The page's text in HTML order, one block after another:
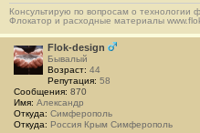
Консультирую по вопросам о
Флокатор и расходные материалы
Flok-design
Бывалый
Возраст: 44
Репутация: 58
Сообщения: 870
Имя: Александр
Откуда: Симферополь
Откуда: Россия Крым Симферополь